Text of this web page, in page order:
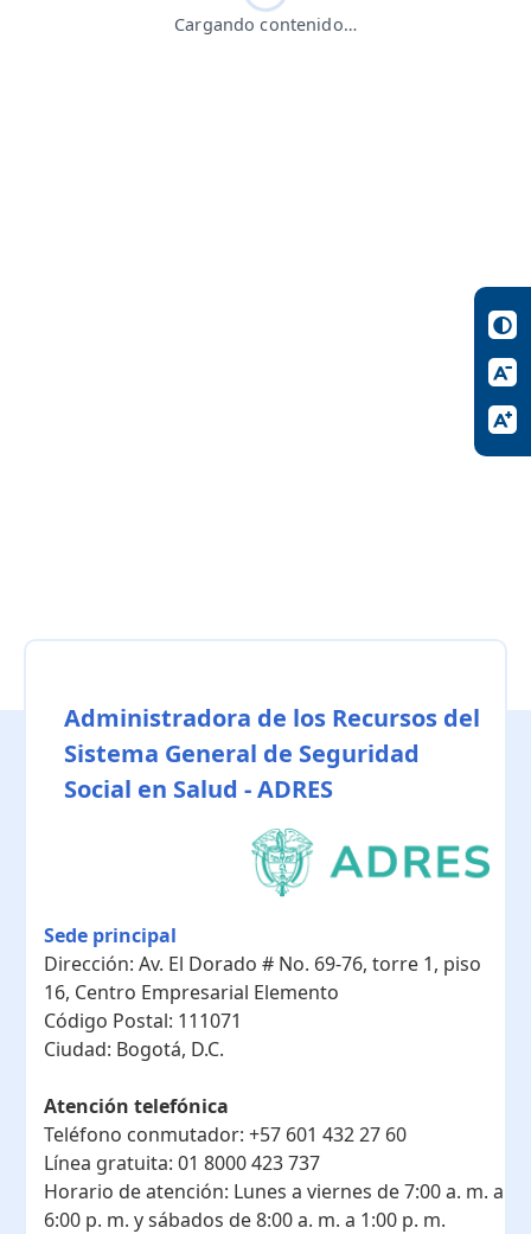
Cargando contenido…
Administradora de los Recursos del
Sistema General de Seguridad
Social en Salud - ADRES
Sede principal
Dirección: Av. El Dorado # No. 69-76, torre 1, piso
16, Centro Empresarial Elemento
Código Postal: 111071
Ciudad: Bogotá, D.C.
Atención telefónica
Teléfono conmutador: +57 601 432 27 60
Línea gratuita: 01 8000 423 737
Horario de atención: Lunes a viernes de 7:00 a. m. a
6:00 p. m. y sábados de 8:00 a. m. a 1:00 p. m.